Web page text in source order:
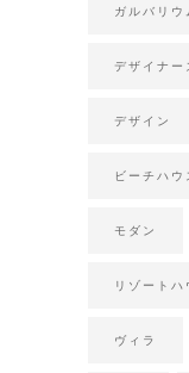
ガルバリウ
デザイナー
デザイン
ビーチハウ
モダン
リゾートハ
ヴィラ